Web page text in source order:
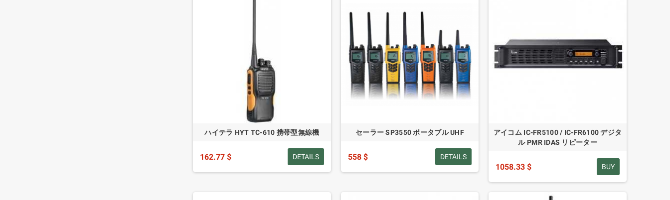
ハイテラ HYT TC-610 携帯型無線機
162.77 $ DETAILS
セーラー SP3550 ポータブル UHF
558 $ DETAILS
アイコム IC-FR5100 / IC-FR6100 デジタ
ル PMR IDAS リピーター
1058.33 $ BUY